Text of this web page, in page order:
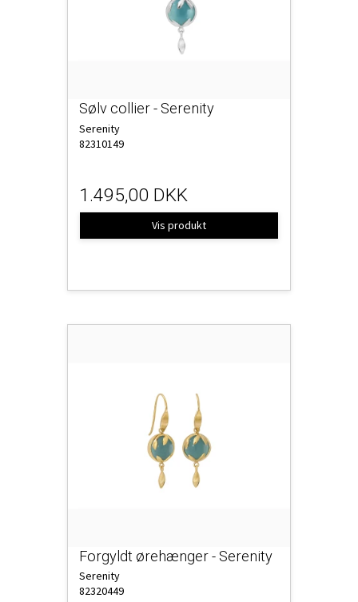
Sølv collier - Serenity
Serenity
82310149
1.495,00 DKK
Vis produkt
Forgyldt ørehænger - Serenity
Serenity
82320449